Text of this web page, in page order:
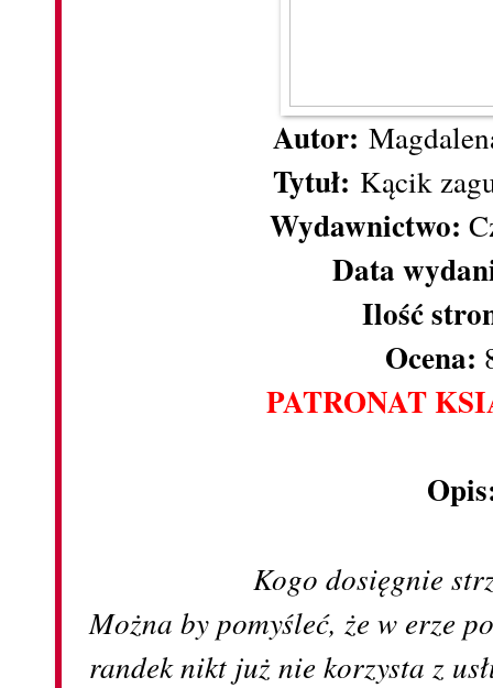
Autor:
Tytuł: Kącik
Wydawnictwo:
Data
Ilość
Ocena:
PATRONAT
Kogo dosięgnie
Można by pomyśleć, że w erze
randek nikt już nie korzysta z